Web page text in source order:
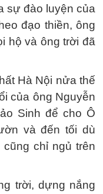
sự đào luyện của
đạo thiền, ông
hộ và ông trời đã
Hà Nội nửa thế
của ông Nguyễn
Sinh để cho Ô
và đến tối dù
chỉ ngủ trên
trời, dựng nắng